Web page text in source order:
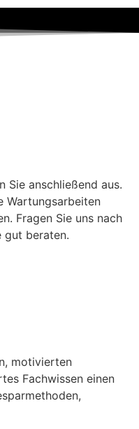
Sie anschließend aus.
Wartungsarbeiten
Fragen Sie uns nach
gut beraten.
motivierten
Fachwissen einen